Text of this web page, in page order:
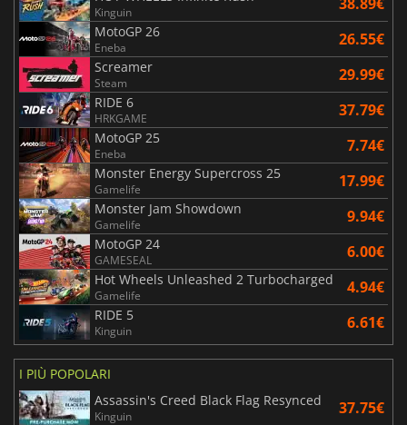
Kinguin
MotoGP 26
Eneba 26.55€
Screamer
Steam 29.99€
RIDE 6
HRKGAME 37.79€
MotoGP 25
Eneba 7.74€
Monster Energy Supercross 25
Gamelife 17.99€
Monster Jam Showdown
Gamelife 9.94€
MotoGP 24
GAMESEAL 6.00€
Hot Wheels Unleashed 2 Turbocharged
Gamelife 4.94€
RIDE 5
Kinguin 6.61€
I PIÙ POPOLARI
Assassin's Creed Black Flag Resynced
Kinguin 37.75€